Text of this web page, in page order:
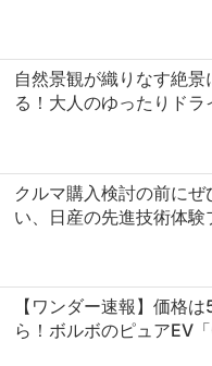
自然景観が織りなす絶景
る！大人のゆったりド
クルマ購入検討の前にぜ
い、日産の先進技術体
【ワンダー速報】価格
ら！ボルボのピュアEV